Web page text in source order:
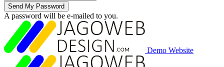
A password will be e-mailed to you.
Demo Website